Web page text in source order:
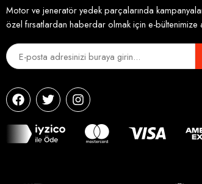
Motor ve jeneratör yedek parçalarında
özel fırsatlardan haberdar olmak için e-bültenimize